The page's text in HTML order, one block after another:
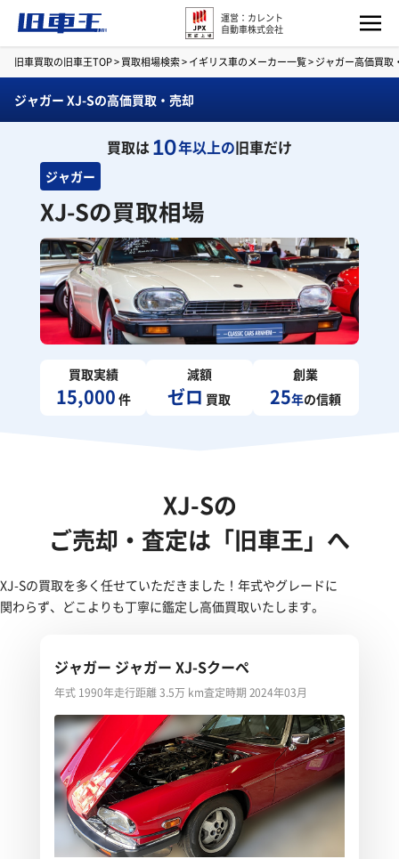
運営：カレント
自動車株式会社
旧車買取の旧車王TOP>買取相場検索>イギリス車のメーカー一覧>ジャガー高価買取
ジャガー XJ-Sの高価買取・売却
買取は10年以上の旧車だけ
ジャガー
XJ-Sの買取相場
買取実績
15,000 件
減額
ゼロ 買取
創業
25年の信頼
XJ-Sの
ご売却・査定は「旧車王」へ
XJ-Sの買取を多く任せていただきました！年式やグレードに
関わらず、どこよりも丁寧に鑑定し高価買取いたします。
ジャガー ジャガー XJ-Sクーペ
年式 1990年走行距離 3.5万 km査定時期 2024年03月